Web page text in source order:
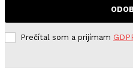
Prečítal som a prijímam